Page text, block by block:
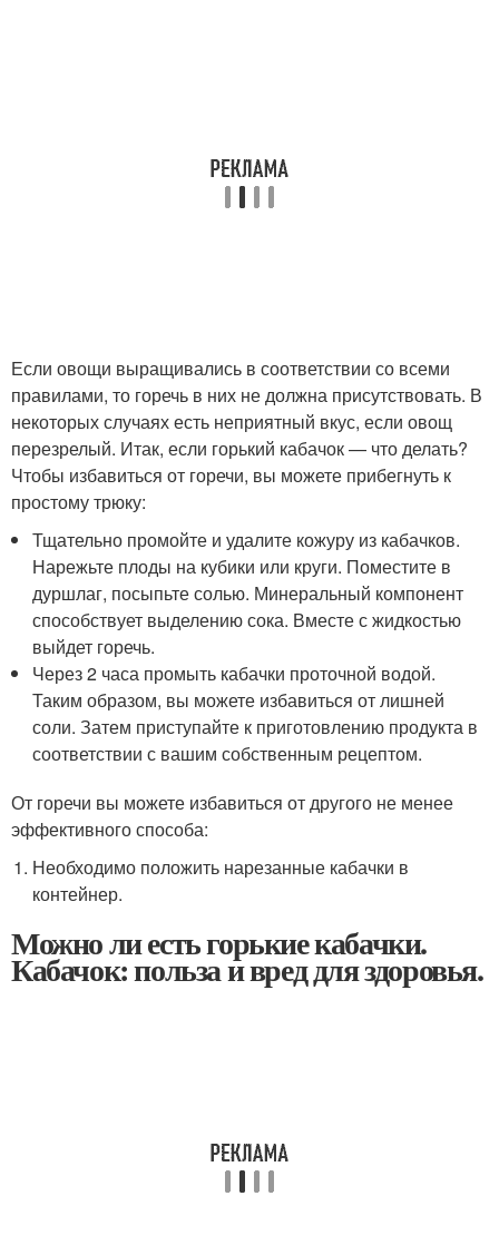
Если овощи выращивались в соответствии со всеми
правилами, то горечь в них не должна присутствовать. В
некоторых случаях есть неприятный вкус, если овощ
перезрелый. Итак, если горький кабачок — что делать?
Чтобы избавиться от горечи, вы можете прибегнуть к
простому трюку:
Тщательно промойте и удалите кожуру из кабачков.
Нарежьте плоды на кубики или круги. Поместите в
дуршлаг, посыпьте солью. Минеральный компонент
способствует выделению сока. Вместе с жидкостью
выйдет горечь.
Через 2 часа промыть кабачки проточной водой.
Таким образом, вы можете избавиться от лишней
соли. Затем приступайте к приготовлению продукта в
соответствии с вашим собственным рецептом.
От горечи вы можете избавиться от другого не менее
эффективного способа:
Необходимо положить нарезанные кабачки в
контейнер.
Можно ли есть горькие кабачки.
Кабачок: польза и вред для здоровья.